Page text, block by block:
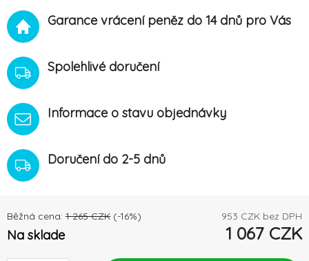
Běžná cena: 1 265 CZK (-16%) 953 CZK bez DPH
Na sklade 1 067 CZK
Garance vrácení peněz do 14 dnů pro Vás
Spolehlivé doručení
Informace o stavu objednávky
Doručení do 2-5 dnů